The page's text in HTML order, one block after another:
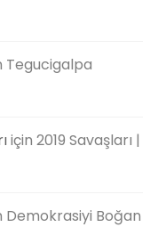
Tegucigalpa
için2019 Savaşları |
Demokrasiyi Boğan